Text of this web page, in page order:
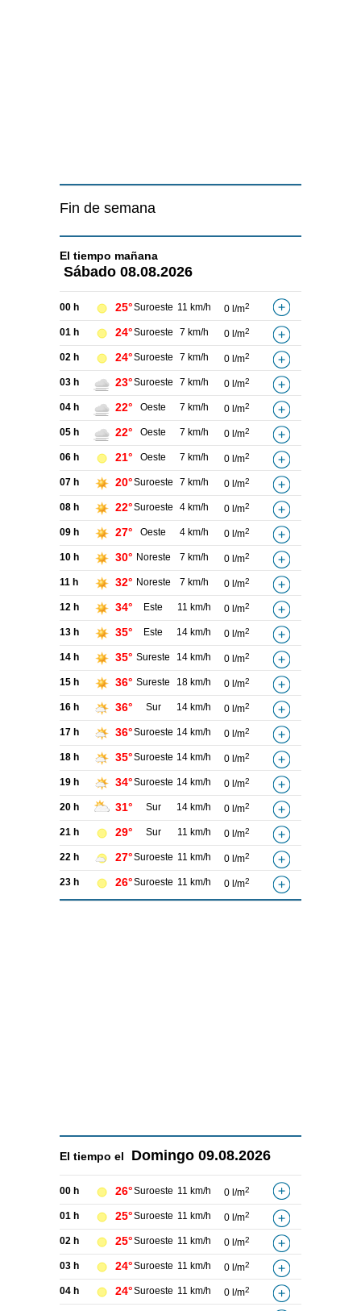
Fin de semana
El tiempo mañana
Sábado 08.08.2026
00 h 25°Suroeste 11 km/h 0 l/m2
01 h 24°Suroeste 7 km/h 0 l/m2
02 h 24°Suroeste 7 km/h 0 l/m2
03 h 23°Suroeste 7 km/h 0 l/m2
04 h 22° Oeste 7 km/h 0 l/m2
05 h 22° Oeste 7 km/h 0 l/m2
06 h 21° Oeste 7 km/h 0 l/m2
07 h 20°Suroeste 7 km/h 0 l/m2
08 h 22°Suroeste 4 km/h 0 l/m2
09 h 27° Oeste 4 km/h 0 l/m2
10 h 30° Noreste 7 km/h 0 l/m2
11 h 32° Noreste 7 km/h 0 l/m2
12 h 34° Este 11 km/h 0 l/m2
13 h 35° Este 14 km/h 0 l/m2
14 h 35° Sureste 14 km/h 0 l/m2
15 h 36° Sureste 18 km/h 0 l/m2
16 h 36° Sur 14 km/h 0 l/m2
17 h 36°Suroeste 14 km/h 0 l/m2
18 h 35°Suroeste 14 km/h 0 l/m2
19 h 34°Suroeste 14 km/h 0 l/m2
20 h 31° Sur 14 km/h 0 l/m2
21 h 29° Sur 11 km/h 0 l/m2
22 h 27°Suroeste 11 km/h 0 l/m2
23 h 26°Suroeste 11 km/h 0 l/m2
El tiempo el Domingo 09.08.2026
00 h 26°Suroeste 11 km/h 0 l/m2
01 h 25°Suroeste 11 km/h 0 l/m2
02 h 25°Suroeste 11 km/h 0 l/m2
03 h 24°Suroeste 11 km/h 0 l/m2
04 h 24°Suroeste 11 km/h 0 l/m2